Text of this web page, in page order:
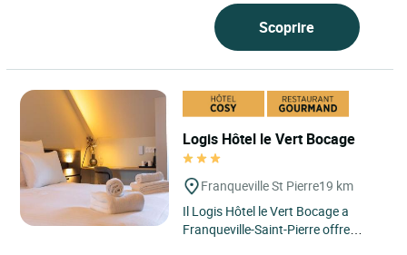
Scoprire
Logis Hôtel le Vert Bocage
Franqueville St Pierre19 km
Il Logis Hôtel le Vert Bocage a
Franqueville-Saint-Pierre offre